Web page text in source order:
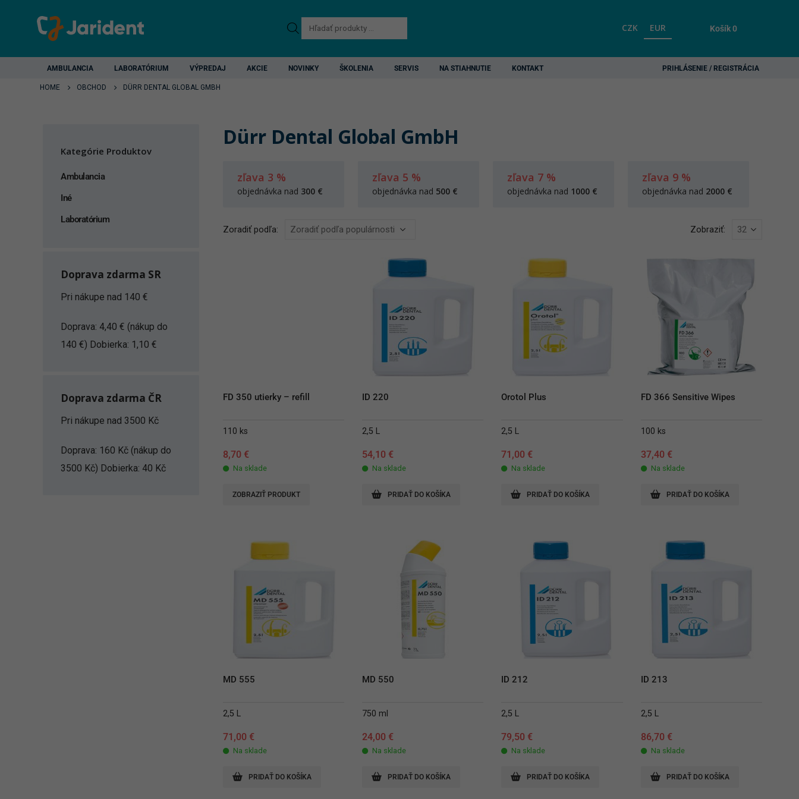
Products
search
CZK EUR Košík0
AMBULANCIA LABORATÓRIUM VÝPREDAJ AKCIE NOVINKY ŠKOLENIA SERVIS NA STIAHNUTIE KONTAKT PRIHLÁSENIE / REGISTRÁCIA
HOME OBCHOD DÜRR DENTAL GLOBAL GMBH
Dürr Dental Global GmbH
zľava 3 %
objednávka nad 300 €
zľava 5 %
objednávka nad 500 €
zľava 7 %
objednávka nad 1000 €
zľava 9 %
objednávka nad 2000 €
Zoradiť podľa: Zobraziť:
FD 350 utierky – refill
110 ks
8,70 €
Na sklade
ZOBRAZIŤ PRODUKT
ID 220
2,5 L
54,10 €
Na sklade
PRIDAŤ DO KOŠÍKA
Orotol Plus
2,5 L
71,00 €
Na sklade
PRIDAŤ DO KOŠÍKA
FD 366 Sensitive Wipes
100 ks
37,40 €
Na sklade
PRIDAŤ DO KOŠÍKA
MD 555
2,5 L
71,00 €
Na sklade
PRIDAŤ DO KOŠÍKA
MD 550
750 ml
24,00 €
Na sklade
PRIDAŤ DO KOŠÍKA
ID 212
2,5 L
79,50 €
Na sklade
PRIDAŤ DO KOŠÍKA
ID 213
2,5 L
86,70 €
Na sklade
PRIDAŤ DO KOŠÍKA
Kategórie Produktov
Ambulancia
Iné
Laboratórium
Doprava zdarma SR
Pri nákupe nad 140 €
Doprava: 4,40 € (nákup do
140 €) Dobierka: 1,10 €
Doprava zdarma ČR
Pri nákupe nad 3500 Kč
Doprava: 160 Kč (nákup do
3500 Kč) Dobierka: 40 Kč